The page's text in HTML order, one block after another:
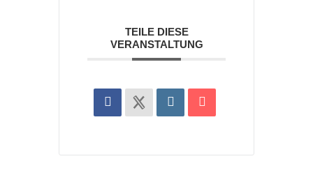
TEILE DIESE
VERANSTALTUNG